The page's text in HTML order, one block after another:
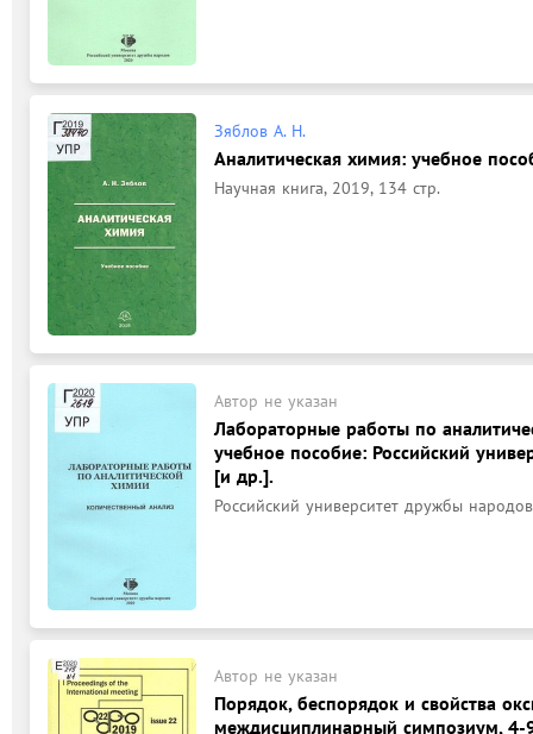
Зяблов А. Н.
Аналитическая химия: учебное
Научная книга, 2019, 134 стр.
Автор не указан
Лабораторные работы по
учебное пособие: Российский
[и др.].
Российский университет дружбы
Автор не указан
Порядок, беспорядок и свойства
междисциплинарный симпозиум, 4-